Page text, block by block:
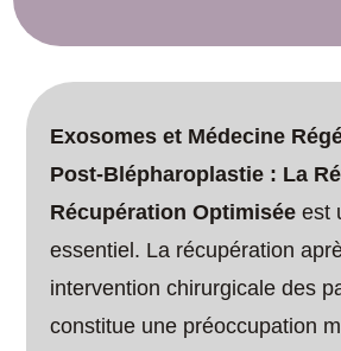
Exosomes et Médecine
Post-Blépharoplastie : La
Récupération Optimisée est
essentiel. La récupération
intervention chirurgicale des
constitue une préoccupation